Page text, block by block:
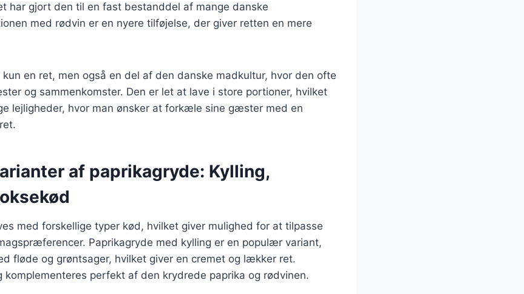
har gjort den til en fast bestanddel af mange danske
med rødvin er en nyere tilføjelse, der giver retten en mere
kun en ret, men også en del af den danske madkultur, hvor den ofte
og sammenkomster. Den er let at lave i store portioner, hvilket
lejligheder, hvor man ønsker at forkæle sine gæster med en
af paprikagryde: Kylling,
med forskellige typer kød, hvilket giver mulighed for at tilpasse
Paprikagryde med kylling er en populær variant,
fløde og grøntsager, hvilket giver en cremet og lækker ret.
komplementeres perfekt af den krydrede paprika og rødvinen.